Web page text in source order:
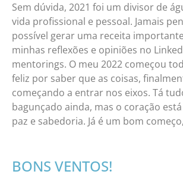
Sem dúvida, 2021 foi um divisor de
vida profissional e pessoal. Jamais
possível gerar uma receita
minhas reflexões e opiniões no
mentorings. O meu 2022 começou
feliz por saber que as coisas,
começando a entrar nos eixos. Tá
bagunçado ainda, mas o coração
paz e sabedoria. Já é um bom
BONS VENTOS!